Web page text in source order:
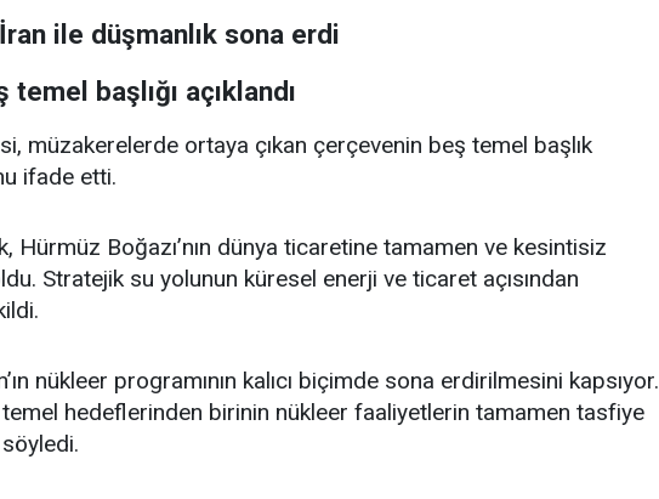
temel başlığı açıklandı
müzakerelerde ortaya çıkan çerçevenin beş temel başlık
ifade etti.
Hürmüz Boğazı’nın dünya ticaretine tamamen ve kesintisiz
Stratejik su yolunun küresel enerji ve ticaret açısından
nükleer programının kalıcı biçimde sona erdirilmesini kapsıyor.
temel hedeflerinden birinin nükleer faaliyetlerin tamamen tasfiye